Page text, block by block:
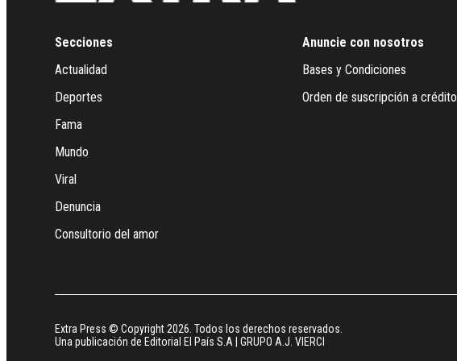
Secciones
Actualidad
Deportes
Fama
Mundo
Viral
Denuncia
Consultorio del amor
Anuncie con nosotros
Bases y Condiciones
Orden de suscripción a crédito
Extra Press © Copyright 2026. Todos los derechos reservados.
Una publicación de Editorial El País S.A | GRUPO A.J. VIERCI